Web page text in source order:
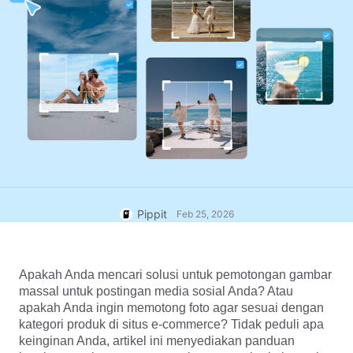
Edit Sekarang
Gambar Produk AI
Hasilkan foto produk yang tampak
profesional dalam jumlah banyak
dengan mudah.
Avatar dan Suara AI
Pusat Bantuan
Akun Pengguna
Manajemen Aset
Penerbitan dan Analisis
Gambar Produk
Solusi Video Sekali Klik
7 Ide Poster Promosi
Kiat Bisnis
Poster Produk Bertenaga AI
5 Jenis Video Bisnis Teratas
Latar Belakang Produk yang
Dihasilkan AI
Melibatkan Tips Poster
Tips Media SosialPippit Feb 25, 2026
Apakah Anda mencari solusi untuk pemotongan gambar
massal untuk postingan media sosial Anda? Atau
apakah Anda ingin memotong foto agar sesuai dengan
kategori produk di situs e-commerce? Tidak peduli apa
keinginan Anda, artikel ini menyediakan panduan